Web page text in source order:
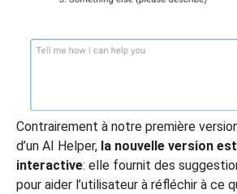
Contrairement à notre première
d’un AI Helper, la nouvelle version
interactive: elle fournit des
pour aider l’utilisateur à réfléchir à ce